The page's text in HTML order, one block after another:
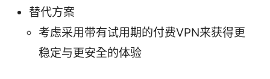
替代方案
考虑采用带有试用期的付费VPN来获得更
稳定与更安全的体验